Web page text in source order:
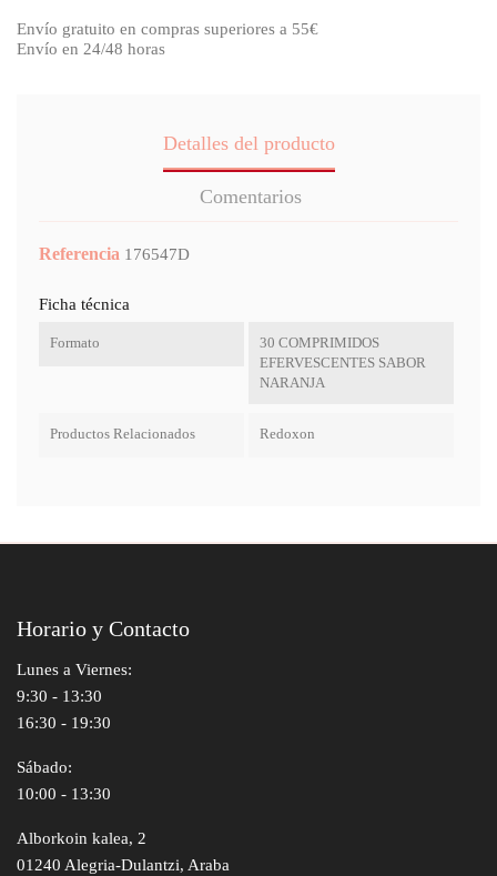
Envío gratuito en compras superiores a 55€
Envío en 24/48 horas
Detalles del producto
Comentarios
Referencia 176547D
Ficha técnica
Formato
30 COMPRIMIDOS
EFERVESCENTES SABOR
NARANJA
Productos Relacionados Redoxon
Horario y Contacto
Lunes a Viernes:
9:30 - 13:30
16:30 - 19:30
Sábado:
10:00 - 13:30
Alborkoin kalea, 2
01240 Alegria-Dulantzi, Araba